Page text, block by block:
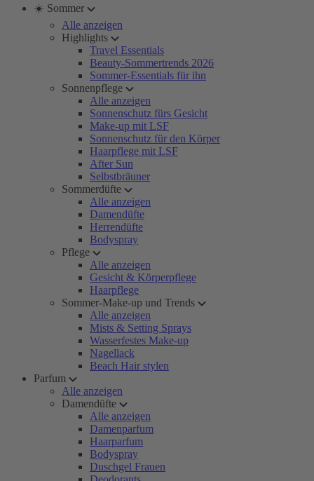
☀️ Sommer
Alle anzeigen
Highlights
Travel Essentials
Beauty-Sommertrends 2026
Sommer-Essentials für ihn
Sonnenpflege
Alle anzeigen
Sonnenschutz fürs Gesicht
Make-up mit LSF
Sonnenschutz für den Körper
Haarpflege mit LSF
After Sun
Selbstbräuner
Sommerdüfte
Alle anzeigen
Damendüfte
Herrendüfte
Bodyspray
Pflege
Alle anzeigen
Gesicht & Körperpflege
Haarpflege
Sommer-Make-up und Trends
Alle anzeigen
Mists & Setting Sprays
Wasserfestes Make-up
Nagellack
Beach Hair stylen
Parfum
Alle anzeigen
Damendüfte
Alle anzeigen
Damenparfum
Haarparfum
Bodyspray
Duschgel Frauen